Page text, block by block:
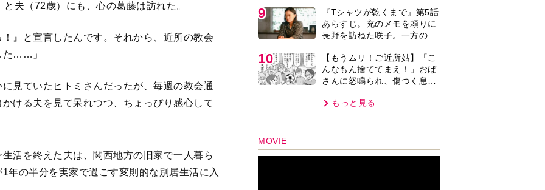
夫（72歳）にも、心の葛藤は訪れた。
』と宣言したんです。それから、近所の教会
た……」
見ていたヒトミさんだったが、毎週の教会通
ける夫を見て呆れつつ、ちょっぴり感心して
活を終えた夫は、関西地方の旧家で一人暮ら
年の半分を実家で過ごす変則的な別居生活に入
9
『Tシャツが乾くまで』第5話
あらすじ。充のメモを頼りに
長野を訪ねた咲子。一方の樹
タバレあり＞
10
【もうムリ！ご近所姑】「こ
んなもん捨ててまえ！」おば
さんに怒鳴られ、傷つく息
【第3話】
もっと見る
MOVIE